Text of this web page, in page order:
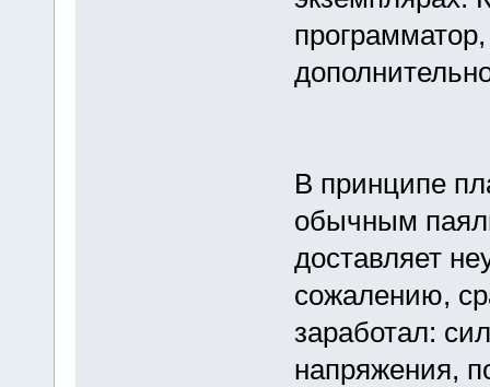
В принципе
обычным
доставляет
сожалению,
заработал:
напряжения,